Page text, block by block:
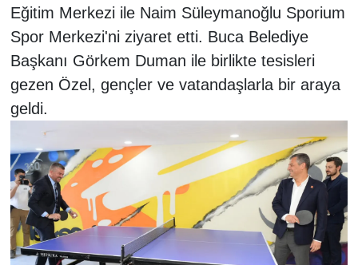
Eğitim Merkezi ile Naim Süleymanoğlu Sporium
Spor Merkezi'ni ziyaret etti. Buca Belediye
Başkanı Görkem Duman ile birlikte tesisleri
gezen Özel, gençler ve vatandaşlarla bir araya
geldi.